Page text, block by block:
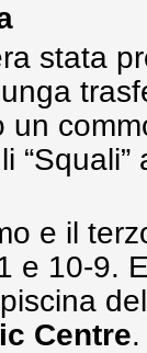
stata
un
“Squali”
e il
e 10-9.
Centre.